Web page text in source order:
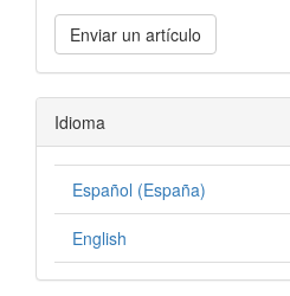
Enviar un artículo
Idioma
Español (España)
English